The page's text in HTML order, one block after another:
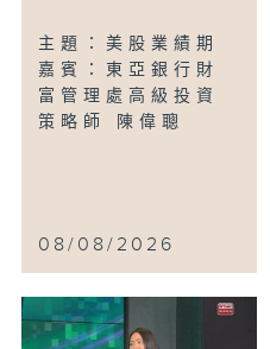
主題：美股業績期
嘉賓：東亞銀行財
富管理處高級投資
策略師 陳偉聰
08/08/2026